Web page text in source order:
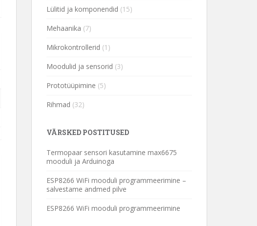
Lülitid ja komponendid (15)
Mehaanika (7)
Mikrokontrollerid (1)
Moodulid ja sensorid (3)
Prototüüpimine (5)
Rihmad (32)
VÄRSKED POSTITUSED
Termopaar sensori kasutamine max6675
mooduli ja Arduinoga
ESP8266 WiFi mooduli programmeerimine –
salvestame andmed pilve
ESP8266 WiFi mooduli programmeerimine